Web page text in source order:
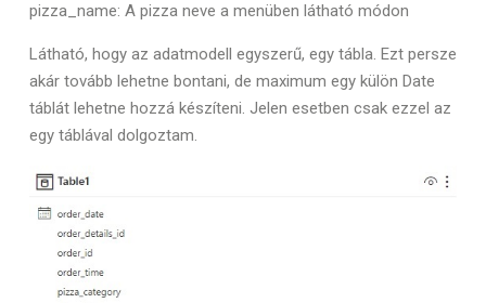
pizza_name: A pizza neve a menüben látható módon
Látható, hogy az adatmodell egyszerű, egy tábla. Ezt persze
akár tovább lehetne bontani, de maximum egy külön Date
táblát lehetne hozzá készíteni. Jelen esetben csak ezzel az
egy táblával dolgoztam.